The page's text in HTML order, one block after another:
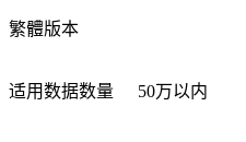
繁體版本
适用数据数量 50万以内